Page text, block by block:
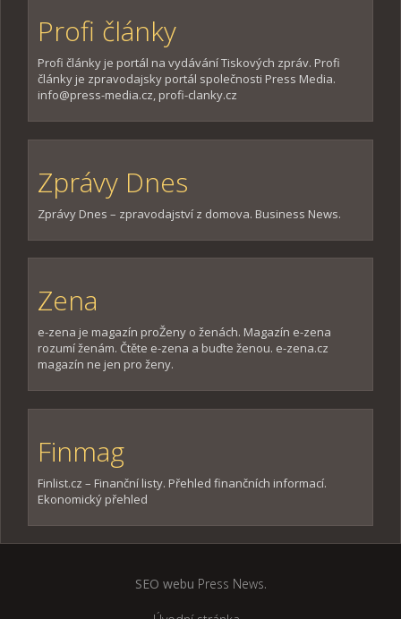
Profi články
Profi články je portál na vydávání Tiskových zpráv. Profi
články je zpravodajsky portál společnosti Press Media.
info@press-media.cz, profi-clanky.cz
Zprávy Dnes
Zprávy Dnes – zpravodajství z domova. Business News.
Zena
e-zena je magazín proŽeny o ženách. Magazín e-zena
rozumí ženám. Čtěte e-zena a buďte ženou. e-zena.cz
magazín ne jen pro ženy.
Finmag
Finlist.cz – Finanční listy. Přehled finančních informací.
Ekonomický přehled
SEO webu Press News.